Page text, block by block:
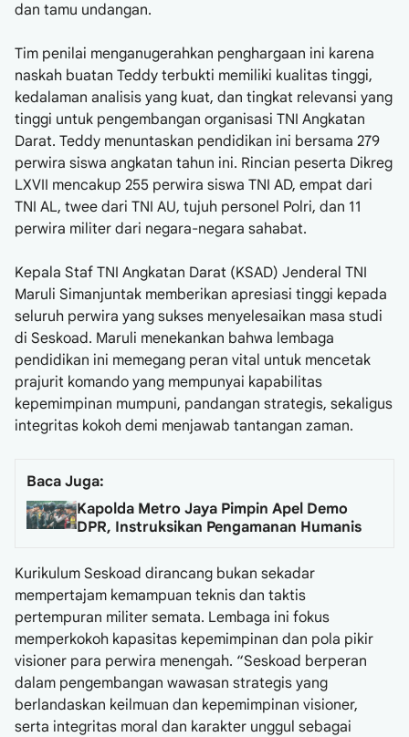
dan tamu undangan.
Tim penilai menganugerahkan penghargaan ini karena
naskah buatan Teddy terbukti memiliki kualitas tinggi,
kedalaman analisis yang kuat, dan tingkat relevansi yang
tinggi untuk pengembangan organisasi TNI Angkatan
Darat. Teddy menuntaskan pendidikan ini bersama 279
perwira siswa angkatan tahun ini. Rincian peserta Dikreg
LXVII mencakup 255 perwira siswa TNI AD, empat dari
TNI AL, twee dari TNI AU, tujuh personel Polri, dan 11
perwira militer dari negara-negara sahabat.
Kepala Staf TNI Angkatan Darat (KSAD) Jenderal TNI
Maruli Simanjuntak memberikan apresiasi tinggi kepada
seluruh perwira yang sukses menyelesaikan masa studi
di Seskoad. Maruli menekankan bahwa lembaga
pendidikan ini memegang peran vital untuk mencetak
prajurit komando yang mempunyai kapabilitas
kepemimpinan mumpuni, pandangan strategis, sekaligus
integritas kokoh demi menjawab tantangan zaman.
Baca Juga:
Kapolda Metro Jaya Pimpin Apel Demo
DPR, Instruksikan Pengamanan Humanis
Kurikulum Seskoad dirancang bukan sekadar
mempertajam kemampuan teknis dan taktis
pertempuran militer semata. Lembaga ini fokus
memperkokoh kapasitas kepemimpinan dan pola pikir
visioner para perwira menengah. “Seskoad berperan
dalam pengembangan wawasan strategis yang
berlandaskan keilmuan dan kepemimpinan visioner,
serta integritas moral dan karakter unggul sebagai